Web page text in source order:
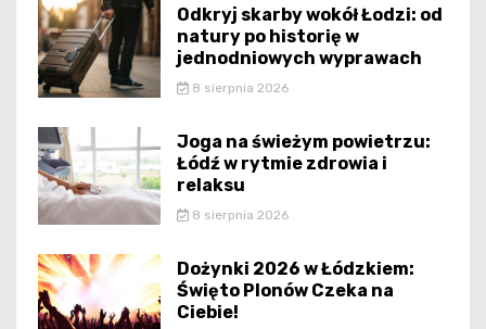
Odkryj skarby wokół Łodzi: od
natury po historię w
jednodniowych wyprawach
8 sierpnia 2026
Joga na świeżym powietrzu:
Łódź w rytmie zdrowia i
relaksu
8 sierpnia 2026
Dożynki 2026 w Łódzkiem:
Święto Plonów Czeka na
Ciebie!